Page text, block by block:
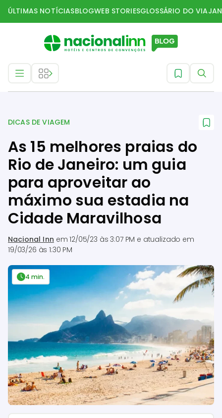
ÚLTIMAS NOTÍCIASBLOGWEB STORIESGLOSSÁRIO DO
DICAS DE VIAGEM
As 15 melhores praias do
Rio de Janeiro: um guia
para aproveitar ao
máximo sua estadia na
Cidade Maravilhosa
Nacional Inn em12/05/23 às 3:07 PM e atualizado em
19/03/26 às 1:30 PM
4 min.